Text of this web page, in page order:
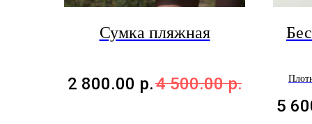
Сумка пляжная
2 800.00 р.4 500.00 р.
5